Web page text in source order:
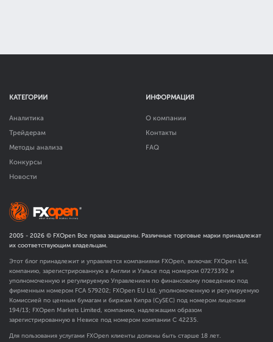
КАТЕГОРИИ
Аналитика
Трейдерам
Методы анализа
Конкурсы
Новости
ИНФОРМАЦИЯ
О компании
Контакты
FAQ
2005 - 2026 © FXOpen Все права защищены. Различные торговые марки принадлежат
их соответствующим владельцам.
Этот блог принадлежит и управляется компаниями FXOpen, включая: FXOpen Ltd,
компанию, зарегистрированную в Англии и Уэльсе под номером 07273392 и
уполномоченную и регулируемую Управлением по финансовому поведению под
фирменным номером FCA 579202; FXOpen EU Ltd, уполномоченную и регулируемую
Комиссией по ценным бумагам и биржам Кипра (CySEC) под номером лицензии
194/13; FXOpen Markets Limited, компанию, надлежащим образом
зарегистрированную в Невисе под номером компании C 42235.
Для пользования услугами FXOpen клиенты должны быть старше 18 лет.